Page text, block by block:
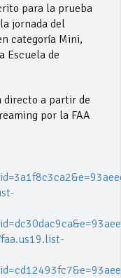
para la prueba
jornada del
categoría Mini,
Escuela de
directo a partir de
por la FAA